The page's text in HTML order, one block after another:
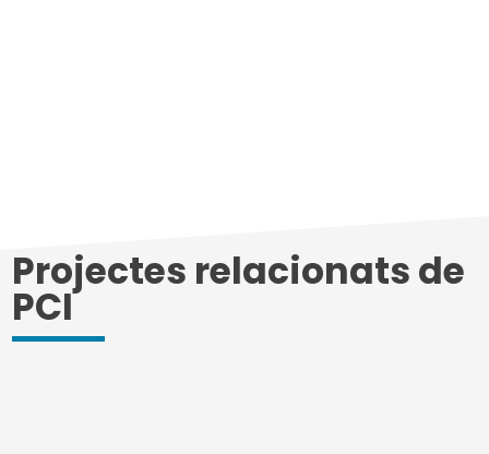
Projectes relacionats de
PCI